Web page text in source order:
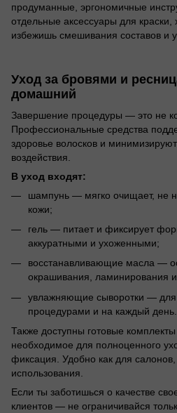
продуманные, эргономичные
отдельные аксессуары для
избежишь смешивания составов и
Уход за бровями и
домашний
Завершение процедуры — это не
Профессиональные средства
здоровье волосков и
воздействия.
В уход входят:
шампунь — мягко очищает, не
кожи;
гель — питает и фиксирует
аккуратными и ухоженными;
восстанавливающие масла —
окрашивания, ламинирования
увлажняющие сыворотки —
процедурами и на каждый день.
Также доступны готовые
необходимое для полноценного
фиксация. Удобно как для
использования.
Если ты заботишься о качестве
клиентов — не ограничивайся